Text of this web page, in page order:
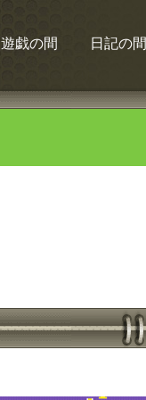
遊戯の間 日記の間